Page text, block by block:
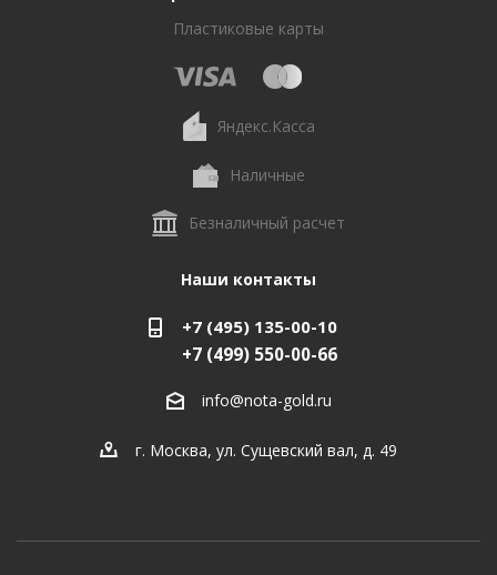
Пластиковые карты
Яндекс.Касса
Наличные
Безналичный расчет
Наши контакты
+7 (495) 135-00-10
+7 (499) 550-00-66
info@nota-gold.ru
г. Москва, ул. Сущевский вал, д. 49